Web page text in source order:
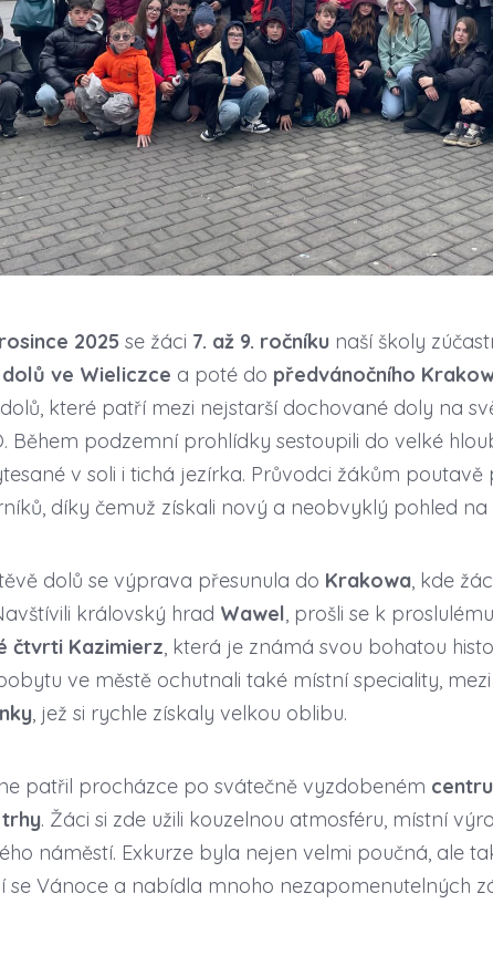
2025 se žáci 7. až 9. ročníkunaší školy
ve Wieliczce a poté do předvánočního
které patří mezi nejstarší dochované doly na
Během podzemní prohlídky sestoupili do velké
v soli i tichá jezírka. Průvodci žákům
díky čemuž získali nový a neobvyklý pohled
dolů se výprava přesunula do Krakowa, kde
královský hrad Wawel , prošli se k proslulému
čtvrti Kazimierz , která je známá svou bohatou
ve městě ochutnali také místní speciality,
, jež si rychle získaly velkou oblibu.
patřil procházce po svátečně vyzdobeném
. Žáci si zde užili kouzelnou atmosféru, místní
náměstí. Exkurze byla nejen velmi poučná, ale
se Vánoce a nabídla mnoho nezapomenutelných